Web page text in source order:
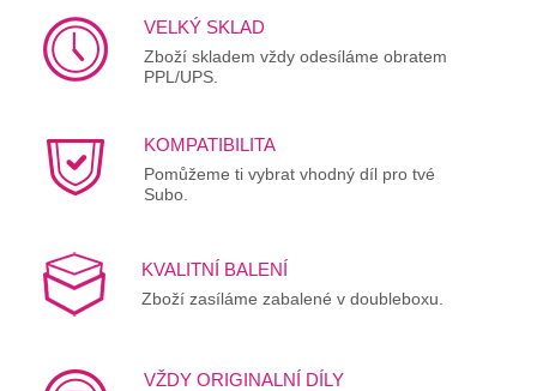
VELKÝ SKLAD
Zboží skladem vždy odesíláme obratem
PPL/UPS.
KOMPATIBILITA
Pomůžeme ti vybrat vhodný díl pro tvé
Subo.
KVALITNÍ BALENÍ
Zboží zasíláme zabalené v doubleboxu.
VŽDY ORIGINALNÍ DÍLY